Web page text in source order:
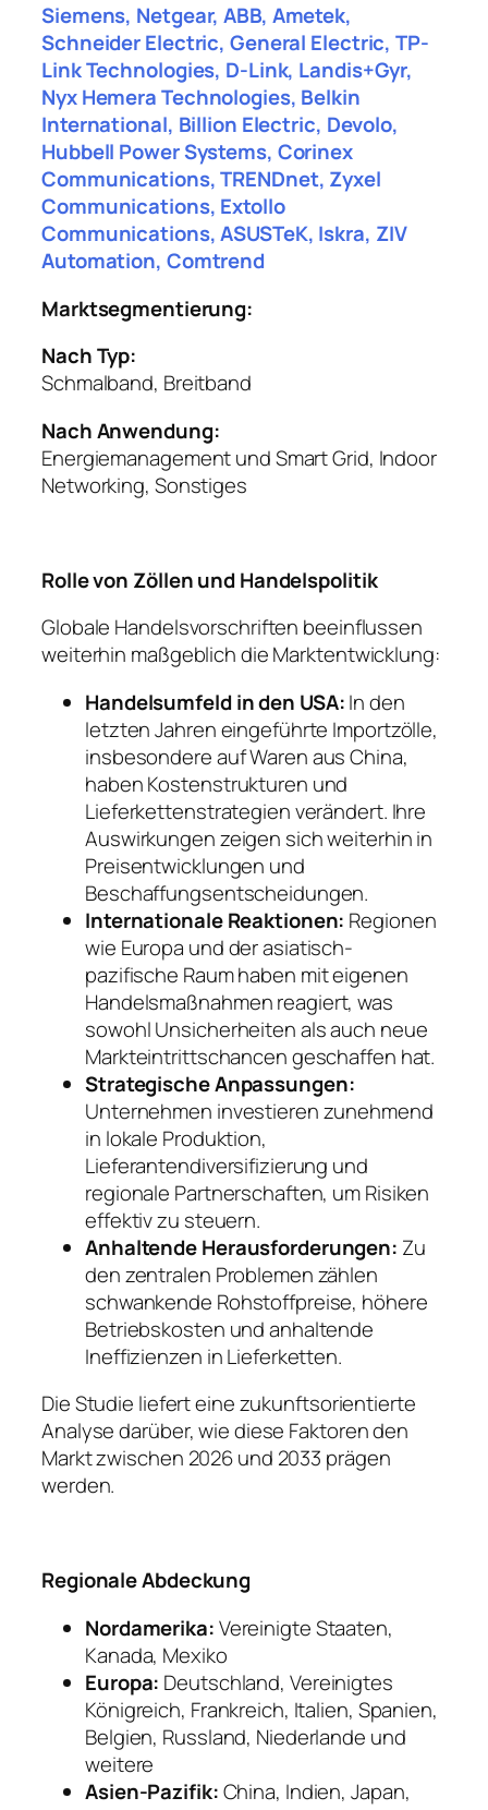
Siemens, Netgear, ABB, Ametek,
Schneider Electric, General Electric, TP-
Link Technologies, D-Link, Landis+Gyr,
Nyx Hemera Technologies, Belkin
International, Billion Electric, Devolo,
Hubbell Power Systems, Corinex
Communications, TRENDnet, Zyxel
Communications, Extollo
Communications, ASUSTeK, Iskra, ZIV
Automation, Comtrend
Marktsegmentierung:
Nach Typ:
Schmalband, Breitband
Nach Anwendung:
Energiemanagement und Smart Grid, Indoor
Networking, Sonstiges
Rolle von Zöllen und Handelspolitik
Globale Handelsvorschriften beeinflussen
weiterhin maßgeblich die Marktentwicklung:
Handelsumfeld in den USA:In den
letzten Jahren eingeführte Importzölle,
insbesondere auf Waren aus China,
haben Kostenstrukturen und
Lieferkettenstrategien verändert. Ihre
Auswirkungen zeigen sich weiterhin in
Preisentwicklungen und
Beschaffungsentscheidungen.
Internationale Reaktionen: Regionen
wie Europa und der asiatisch-
pazifische Raum haben mit eigenen
Handelsmaßnahmen reagiert, was
sowohl Unsicherheiten als auch neue
Markteintrittschancen geschaffen hat.
Strategische Anpassungen:
Unternehmen investieren zunehmend
in lokale Produktion,
Lieferantendiversifizierung und
regionale Partnerschaften, um Risiken
effektiv zu steuern.
Anhaltende Herausforderungen: Zu
den zentralen Problemen zählen
schwankende Rohstoffpreise, höhere
Betriebskosten und anhaltende
Ineffizienzen in Lieferketten.
Die Studie liefert eine zukunftsorientierte
Analyse darüber, wie diese Faktoren den
Markt zwischen 2026 und 2033 prägen
werden.
Regionale Abdeckung
Nordamerika:Vereinigte Staaten,
Kanada, Mexiko
Europa: Deutschland, Vereinigtes
Königreich, Frankreich, Italien, Spanien,
Belgien, Russland, Niederlande und
weitere
Asien-Pazifik:China, Indien, Japan,